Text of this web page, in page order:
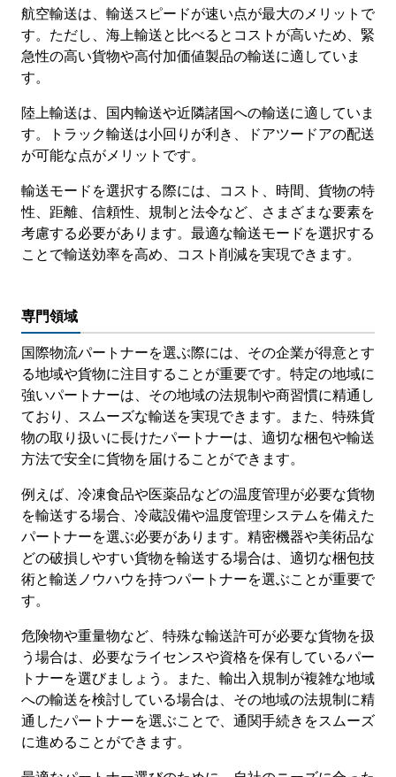
航空輸送は、輸送スピードが速い点が最大のメリットで
す。ただし、海上輸送と比べるとコストが高いため、緊
急性の高い貨物や高付加価値製品の輸送に適していま
す。
陸上輸送は、国内輸送や近隣諸国への輸送に適していま
す。トラック輸送は小回りが利き、ドアツードアの配送
が可能な点がメリットです。
輸送モードを選択する際には、コスト、時間、貨物の特
性、距離、信頼性、規制と法令など、さまざまな要素を
考慮する必要があります。最適な輸送モードを選択する
ことで輸送効率を高め、コスト削減を実現できます。
専門領域
国際物流パートナーを選ぶ際には、その企業が得意とす
る地域や貨物に注目することが重要です。特定の地域に
強いパートナーは、その地域の法規制や商習慣に精通し
ており、スムーズな輸送を実現できます。また、特殊貨
物の取り扱いに長けたパートナーは、適切な梱包や輸送
方法で安全に貨物を届けることができます。
例えば、冷凍食品や医薬品などの温度管理が必要な貨物
を輸送する場合、冷蔵設備や温度管理システムを備えた
パートナーを選ぶ必要があります。精密機器や美術品な
どの破損しやすい貨物を輸送する場合は、適切な梱包技
術と輸送ノウハウを持つパートナーを選ぶことが重要で
す。
危険物や重量物など、特殊な輸送許可が必要な貨物を扱
う場合は、必要なライセンスや資格を保有しているパー
トナーを選びましょう。また、輸出入規制が複雑な地域
への輸送を検討している場合は、その地域の法規制に精
通したパートナーを選ぶことで、通関手続きをスムーズ
に進めることができます。